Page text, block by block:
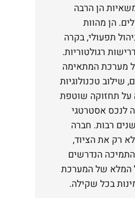
הן הרבה
הן מהוות
תפעולי, בקרה
רגולטוריות.
מערכת המתאימה
שילוב טכנולוגיות
על תחזוקה שוטפת
לנכס אסטרטגי
רבות. חברה
רק את הציוד,
הנדרשים
המלא של המערכת
בכל שקילה.